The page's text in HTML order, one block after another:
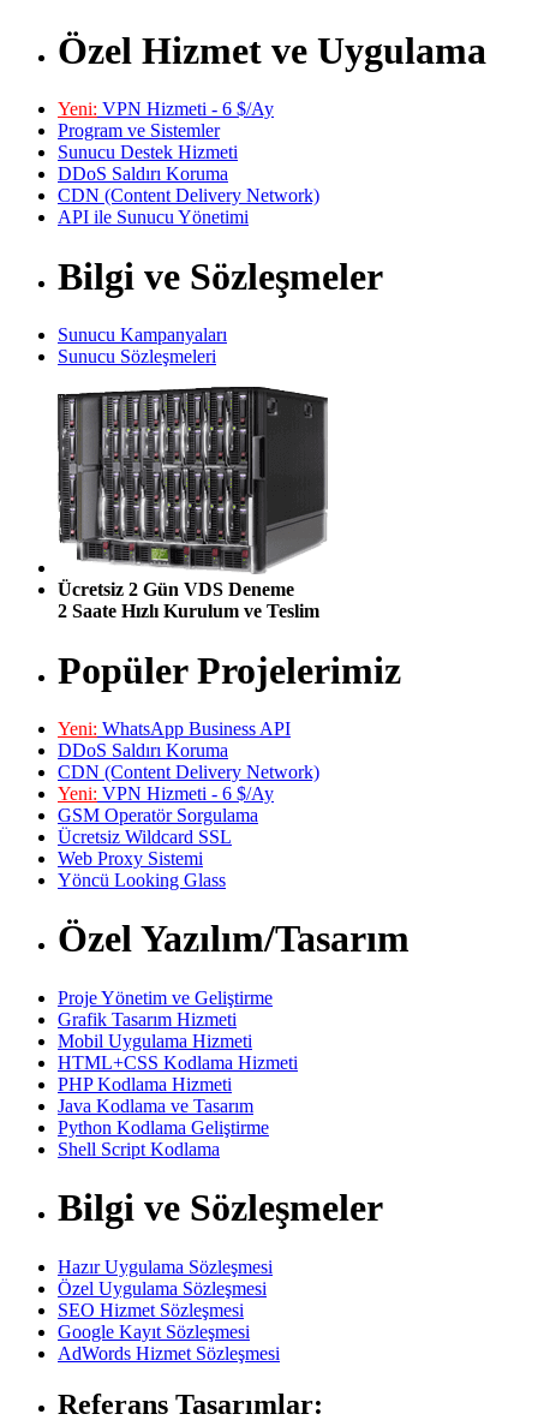
Özel Hizmet ve Uygulama
Yeni: VPN Hizmeti - 6 $/Ay
Program ve Sistemler
Sunucu Destek Hizmeti
DDoS Saldırı Koruma
CDN (Content Delivery Network)
API ile Sunucu Yönetimi
Bilgi ve Sözleşmeler
Sunucu Kampanyaları
Sunucu Sözleşmeleri
Ücretsiz 2 Gün VDS Deneme
2 Saate Hızlı Kurulum ve Teslim
Popüler Projelerimiz
Yeni: WhatsApp Business API
DDoS Saldırı Koruma
CDN (Content Delivery Network)
Yeni: VPN Hizmeti - 6 $/Ay
GSM Operatör Sorgulama
Ücretsiz Wildcard SSL
Web Proxy Sistemi
Yöncü Looking Glass
Özel Yazılım/Tasarım
Proje Yönetim ve Geliştirme
Grafik Tasarım Hizmeti
Mobil Uygulama Hizmeti
HTML+CSS Kodlama Hizmeti
PHP Kodlama Hizmeti
Java Kodlama ve Tasarım
Python Kodlama Geliştirme
Shell Script Kodlama
Bilgi ve Sözleşmeler
Hazır Uygulama Sözleşmesi
Özel Uygulama Sözleşmesi
SEO Hizmet Sözleşmesi
Google Kayıt Sözleşmesi
AdWords Hizmet Sözleşmesi
Referans Tasarımlar: